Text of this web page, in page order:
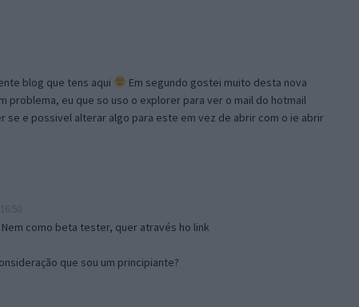
blog que tens aqui
Em segundo gostei muito desta nova
problema, eu que so uso o explorer para ver o mail do hotmail
se e possivel alterar algo para este em vez de abrir com o ie abrir
como beta tester, quer através ho link
que sou um principiante?